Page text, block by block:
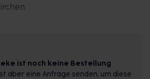
ist noch keine Bestellung
aber eine Anfrage senden, um diese